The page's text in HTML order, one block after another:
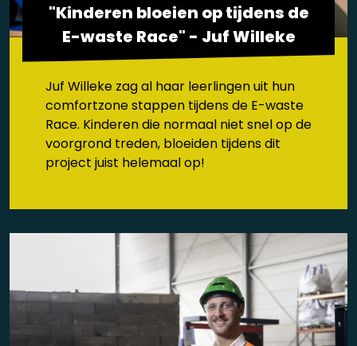
"Kinderen bloeien op tijdens de
E-waste Race" - Juf Willeke
Juf Willeke zag al haar leerlingen uit hun
comfortzone stappen tijdens de E-waste
Race. Kinderen die normaal niet snel op de
voorgrond treden, bloeiden tijdens dit
project juist helemaal op!